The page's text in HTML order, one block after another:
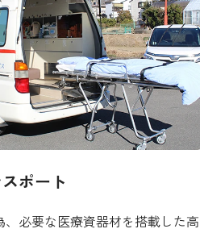
ポート
必要な医療資器材を搭載した高